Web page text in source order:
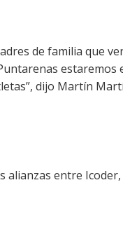
de familia que
estaremos
dijo Martín
entre